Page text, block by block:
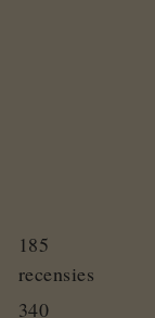
185
recensies
340